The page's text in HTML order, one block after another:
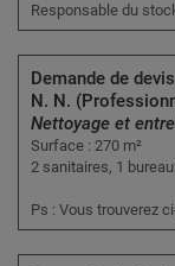
Responsable du
Demande de
N. N.
Nettoyage et
Surface : 270 m²
2 sanitaires, 1
Ps : Vous trouverez